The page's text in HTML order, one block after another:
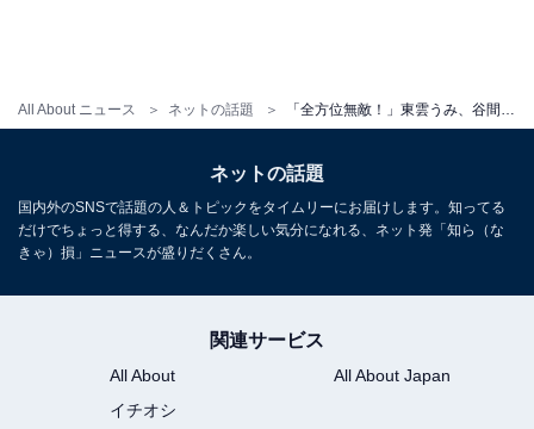
All About ニュース ネットの話題
ネットの話題
国内外のSNSで話題の人＆トピックをタイムリーにお届けします。知ってる
だけでちょっと得する、なんだか楽しい気分になれる、ネット発「知ら（な
きゃ）損」ニュースが盛りだくさん。
関連サービス
All About
All About Japan
イチオシ